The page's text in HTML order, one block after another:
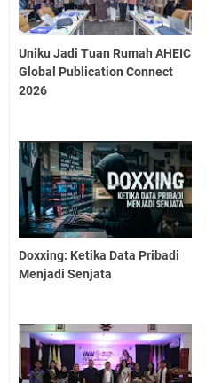
Uniku Jadi Tuan Rumah AHEIC
Global Publication Connect
2026
Doxxing: Ketika Data Pribadi
Menjadi Senjata